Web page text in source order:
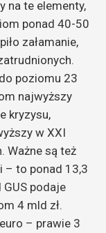
na te elementy,
ponad 40-50
załamanie,
poziomu 23
najwyższy
kryzysu,
w XXI
Ważne są też
– to ponad 13,3
GUS podaje
4 mld zł.
– prawie 3